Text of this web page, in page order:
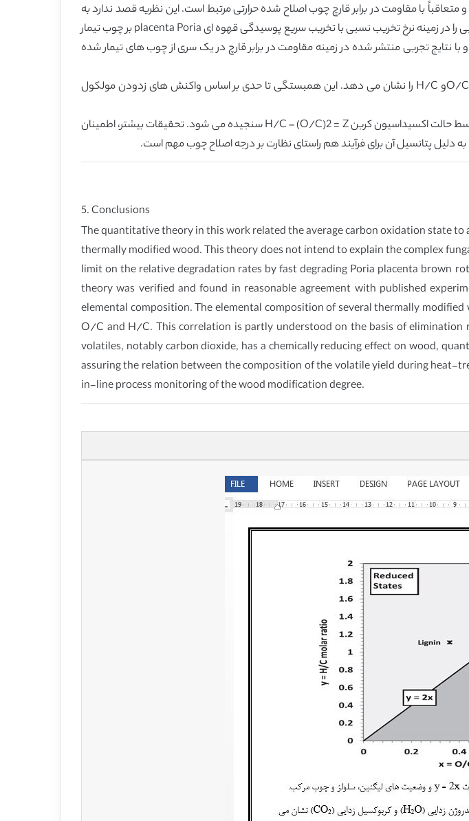
با مقاومت در برابر قارچ چوب اصلاح شده حرارتی مرتبط است. این نظریه قصد ندارد به
توضیح ساز و کار تخریب پیچیده قارچی بپردازد، بلکه یک محدودیت ترمودینامیکی نیمه تجربی را در زمینه نرخ تخریب نسبی با تخریب سریع پوسیدگی قهوه ای placenta Poria بر چوب تیمار
نتایج تجربی منتشر شده در زمینه مقاومت در برابر قارچ در یک سری از چوب های تیمار شده
ترکیب عناصر چند گونه چوب اصلاح شده حرارتی همبستگی کلی را بین نسبت مولی عناصر O/Cو H/C را نشان می دهد. این همبستگی تا حدی بر اساس واکنش های زدودن مولکول
این زدودن مواد فرار، به ویژه دی اکسید کربن، یک تاثیر احیاء شیمیایی بر چوب دارد که با متوسط حالت اکسیداسیون کربن H/C – (O/C)2 = Z سنجیده می شود. تحقیقات بیشتر، اطمینان
دلیل پتانسیل آن برای فرآیند هم راستای نظارت بر درجه اصلاح چوب مهم است.
5. Conclusions
The quantitative theory in this work related the average carbon oxidation state
thermally modified wood. This theory does not intend to explain the complex
limit on the relative degradation rates by fast degrading Poria placenta brown
theory was verified and found in reasonable agreement with published
elemental composition. The elemental composition of several thermally
O/C and H/C. This correlation is partly understood on the basis of elimination
volatiles, notably carbon dioxide, has a chemically reducing effect on wood,
assuring the relation between the composition of the volatile yield during
in-line process monitoring of the wood modification degree.